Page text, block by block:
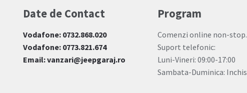
Date de Contact
Vodafone: 0732.868.020
Vodafone: 0773.821.674
Email: vanzari@jeepgaraj.ro
Program
Comenzi online non-stop.
Suport telefonic:
Luni-Vineri: 09:00-17:00
Sambata-Duminica: Inchis